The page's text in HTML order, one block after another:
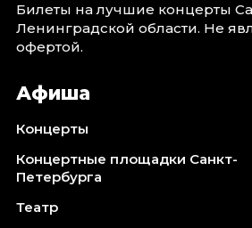
Билеты на лучшие концерты
Ленинградской области. Не
офертой.
Афиша
Концерты
Концертные площадки Санкт-
Петербурга
Театр